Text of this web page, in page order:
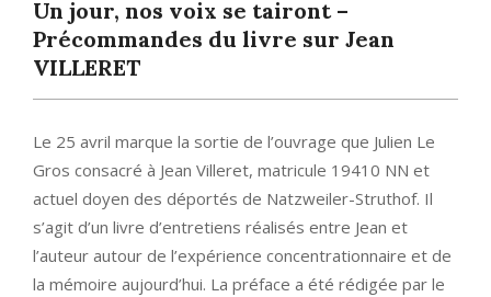
Un jour, nos voix se tairont –
Précommandes du livre sur Jean
VILLERET
Le 25 avril marque la sortie de l’ouvrage que Julien Le
Gros consacré à Jean Villeret, matricule 19410 NN et
actuel doyen des déportés de Natzweiler-Struthof. Il
s’agit d’un livre d’entretiens réalisés entre Jean et
l’auteur autour de l’expérience concentrationnaire et de
la mémoire aujourd’hui. La préface a été rédigée par le